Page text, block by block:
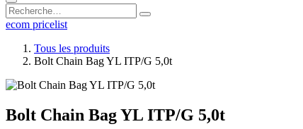
ecom pricelist
Tous les produits
Bolt Chain Bag YL ITP/G 5,0t
Bolt Chain Bag YL ITP/G 5,0t